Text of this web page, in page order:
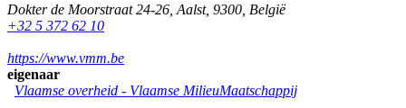
Dokter de Moorstraat 24-26 Aalst, 9300 België
+32 5 372 62 10
https://www.vmm.be
eigenaar
Vlaamse overheid - Vlaamse MilieuMaatschappij